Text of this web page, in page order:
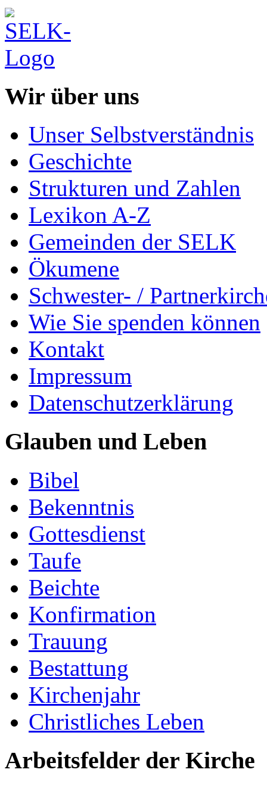
Wir über uns
Unser Selbstverständnis
Geschichte
Strukturen und Zahlen
Lexikon A-Z
Gemeinden der SELK
Ökumene
Schwester- /
Wie Sie spenden können
Kontakt
Impressum
Datenschutzerklärung
Glauben und Leben
Bibel
Bekenntnis
Gottesdienst
Taufe
Beichte
Konfirmation
Trauung
Bestattung
Kirchenjahr
Christliches Leben
Arbeitsfelder der Kirche